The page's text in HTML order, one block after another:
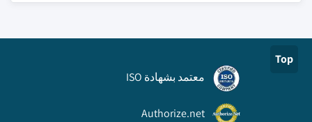
Top
معتمد بشهادة ISO
Authorize.net